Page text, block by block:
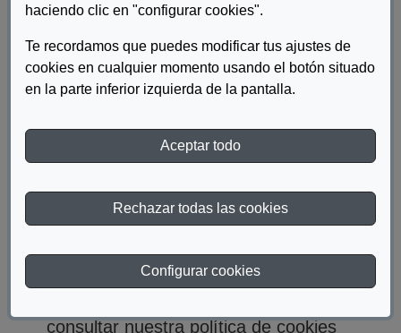
haciendo clic en "configurar cookies".
Te recordamos que puedes modificar tus ajustes de
cookies en cualquier momento usando el botón situado
en la parte inferior izquierda de la pantalla.
Aceptar todo
Rechazar todas las cookies
Configurar cookies
tratamiento de la información personal por
parte de FUNDACIÓN ONCE, esta entidad
también podrá conservar la información
desde su recogida/captación (plazos de
Respecto al tiempo de conservación de las
cookies, se recomienda al usuario
consultar nuestra política de cookies